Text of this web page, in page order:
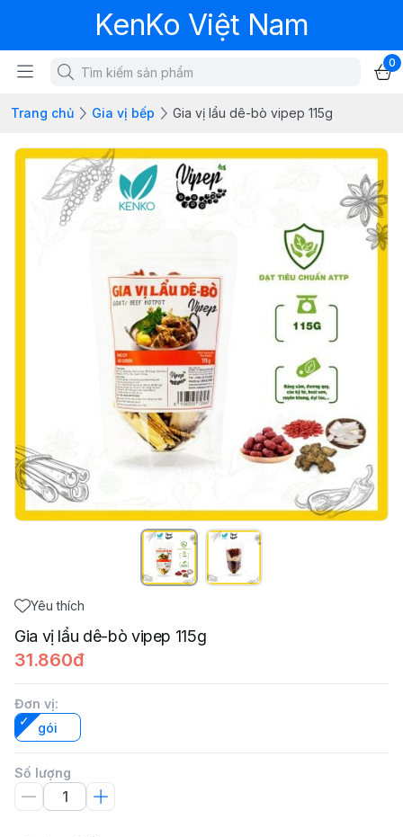
KenKo Việt Nam
0
Trang chủ Gia vị bếp Gia vị lẩu dê-bò vipep 115g
Yêu thích
Gia vị lẩu dê-bò vipep 115g
31.860đ
Đơn vị:
gói
Số lượng